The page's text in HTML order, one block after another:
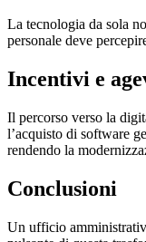
La tecnologia da sola
personale deve
Incentivi e
Il percorso verso la
l’acquisto di software
rendendo la
Conclusioni
Un ufficio